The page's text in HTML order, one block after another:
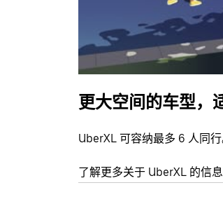
更大空间的车型，
UberXL 可容纳最多 6 人同行
了解更多关于 UberXL 的信息